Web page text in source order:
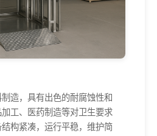
造，具有出色的耐腐蚀性和
工、医药制造等对卫生要求
构紧凑，运行平稳，维护简